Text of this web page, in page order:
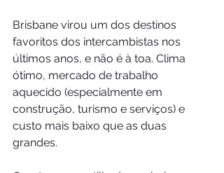
Brisbane virou um dos destinos
favoritos dos intercambistas nos
últimos anos, e não é à toa. Clima
ótimo, mercado de trabalho
aquecido (especialmente em
construção, turismo e serviços) e
custo mais baixo que as duas
grandes.